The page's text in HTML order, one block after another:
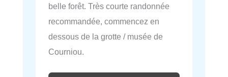
belle forêt. Très courte randonnée
recommandée, commencez en
dessous de la grotte / musée de
Courniou.